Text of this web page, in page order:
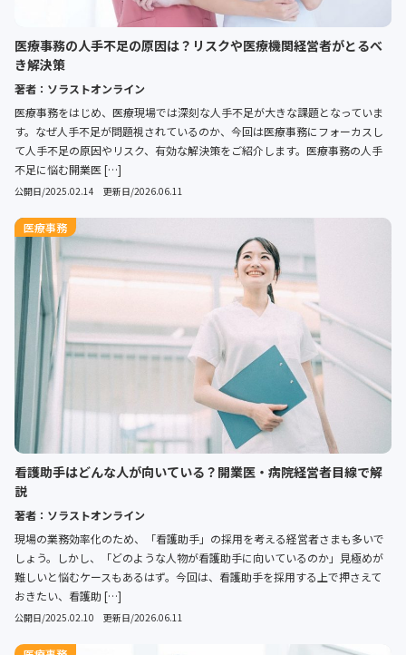
医療事務の人手不足の原因は？リスクや医療機関経営者がとるべ
き解決策
著者：ソラストオンライン
医療事務をはじめ、医療現場では深刻な人手不足が大きな課題となっていま
す。なぜ人手不足が問題視されているのか、今回は医療事務にフォーカスし
て人手不足の原因やリスク、有効な解決策をご紹介します。医療事務の人手
不足に悩む開業医 […]
公開日/2025.02.14 更新日/2026.06.11
医療事務
看護助手はどんな人が向いている？開業医・病院経営者目線で解
説
著者：ソラストオンライン
現場の業務効率化のため、「看護助手」の採用を考える経営者さまも多いで
しょう。しかし、「どのような人物が看護助手に向いているのか」見極めが
難しいと悩むケースもあるはず。今回は、看護助手を採用する上で押さえて
おきたい、看護助 […]
公開日/2025.02.10 更新日/2026.06.11